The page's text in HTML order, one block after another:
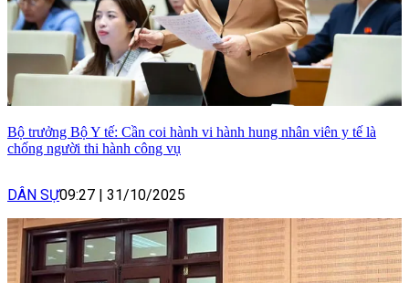
Bộ trưởng Bộ Y tế: Cần coi hành vi hành hung nhân viên y tế là
chống người thi hành công vụ
DÂN SỰ09:27 31/10/2025